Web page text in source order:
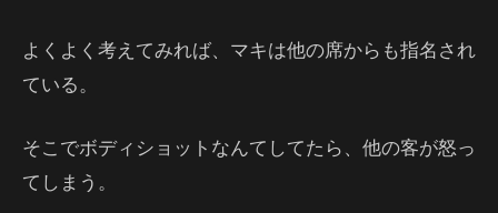
よくよく考えてみれば、マキは他の席からも指名され
ている。
そこでボディショットなんてしてたら、他の客が怒っ
てしまう。